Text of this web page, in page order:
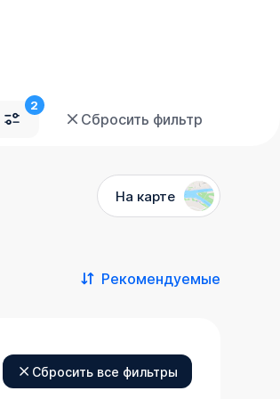
Сбросить фильтр
На карте
Рекомендуемые
Сбросить все фильтры